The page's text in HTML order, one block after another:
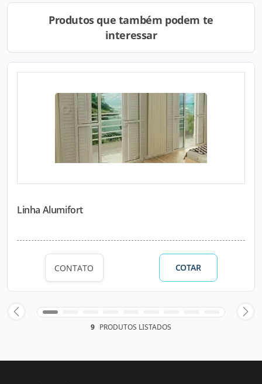
Produtos que também podem te
interessar
Linha Alumifort
CONTATO COTAR
9 PRODUTOS LISTADOS